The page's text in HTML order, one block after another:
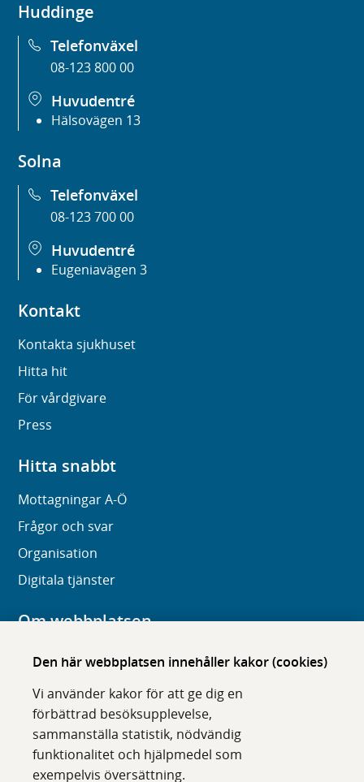
Den här webbplatsen innehåller kakor (cookies)
Vi använder kakor för att ge dig en
förbättrad besöksupplevelse,
sammanställa statistik, nödvändig
funktionalitet och hjälpmedel som
exempelvis översättning.
Huddinge
Telefonväxel
08-123 800 00
Huvudentré
Hälsovägen 13
Solna
Telefonväxel
08-123 700 00
Huvudentré
Eugeniavägen 3
Kontakt
Kontakta sjukhuset
Hitta hit
För vårdgivare
Press
Hitta snabbt
Mottagningar A-Ö
Frågor och svar
Organisation
Digitala tjänster
Om webbplatsen
Om karolinska.se
Tillgänglighet
Om cookies